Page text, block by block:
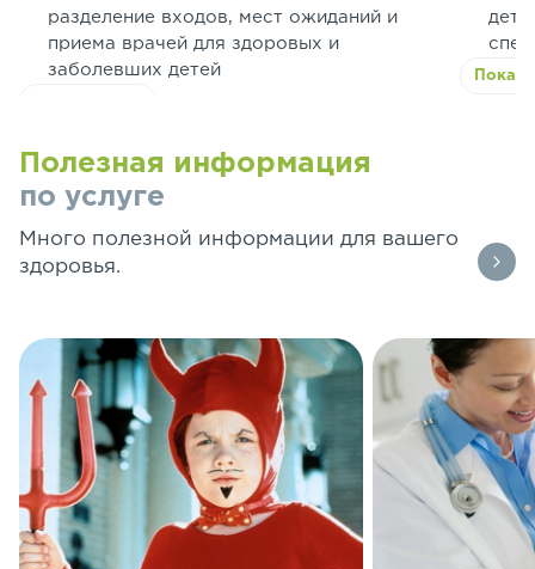
разделение входов, мест ожиданий и
приема врачей для здоровых и
заболевших детей
Полезная информация
по услуге
Много полезной информации для вашего
здоровья.